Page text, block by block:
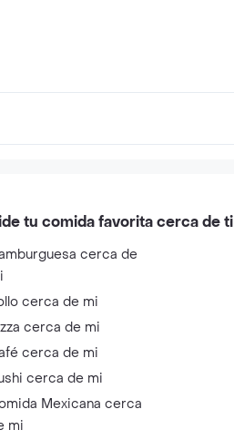
tu comida favorita cerca de ti
cerca de
cerca de mi
cerca de mi
cerca de mi
cerca de mi
Mexicana cerca
mi